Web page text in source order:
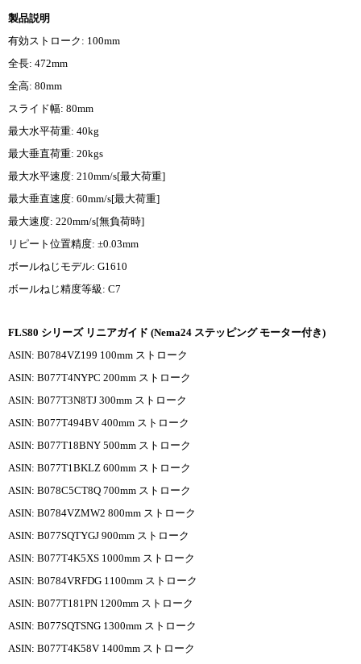
製品説明
有効ストローク: 100mm
全長: 472mm
全高: 80mm
スライド幅: 80mm
最大水平荷重: 40kg
最大垂直荷重: 20kgs
最大水平速度: 210mm/s[最大荷重]
最大垂直速度: 60mm/s[最大荷重]
最大速度: 220mm/s[無負荷時]
リピート位置精度: ±0.03mm
ボールねじモデル: G1610
ボールねじ精度等級: C7
FLS80 シリーズ リニアガイド (Nema24 ステッピング モーター付き)
ASIN: B0784VZ199 100mm ストローク
ASIN: B077T4NYPC 200mm ストローク
ASIN: B077T3N8TJ 300mm ストローク
ASIN: B077T494BV 400mm ストローク
ASIN: B077T18BNY 500mm ストローク
ASIN: B077T1BKLZ 600mm ストローク
ASIN: B078C5CT8Q 700mm ストローク
ASIN: B0784VZMW2 800mm ストローク
ASIN: B077SQTYGJ 900mm ストローク
ASIN: B077T4K5XS 1000mm ストローク
ASIN: B0784VRFDG 1100mm ストローク
ASIN: B077T181PN 1200mm ストローク
ASIN: B077SQTSNG 1300mm ストローク
ASIN: B077T4K58V 1400mm ストローク